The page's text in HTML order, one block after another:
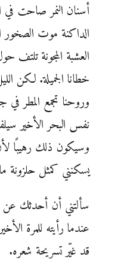
أسنان النمر صاحت في
الداكنة موت الصخور
العشبة المجونة تلتف
خطانا الجميلة. لكن
وروحنا تجمع المطر في
نفس البحر الأخير
وسيكون ذلك رهيبًا
يسكنني كمثل حلزونة
سألتني أن أحدثك عن
عندما رأيته للمرة
قد غيّر تسريحة شعره.